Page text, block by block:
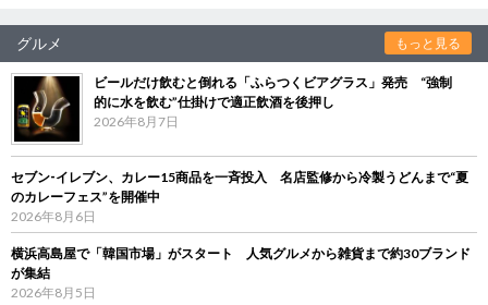
グルメ もっと見る
ビールだけ飲むと倒れる「ふらつくビアグラス」発売 “強制
的に水を飲む”仕掛けで適正飲酒を後押し
2026年8月7日
セブン‐イレブン、カレー15商品を一斉投入 名店監修から冷製うどんまで“夏
のカレーフェス”を開催中
2026年8月6日
横浜高島屋で「韓国市場」がスタート 人気グルメから雑貨まで約30ブランド
が集結
2026年8月5日